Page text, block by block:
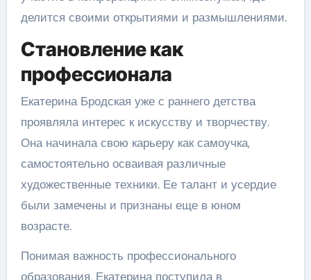
делится своими открытиями и размышлениями.
Становление как
профессионала
Екатерина Бродская уже с раннего детства
проявляла интерес к искусству и творчеству.
Она начинала свою карьеру как самоучка,
самостоятельно осваивая различные
художественные техники. Ее талант и усердие
были замечены и признаны еще в юном
возрасте.
Понимая важность профессионального
образования, Екатерина поступила в